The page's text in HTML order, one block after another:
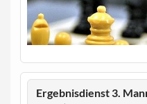
Ergebnisdienst 3.